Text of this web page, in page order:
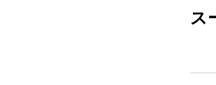
ス